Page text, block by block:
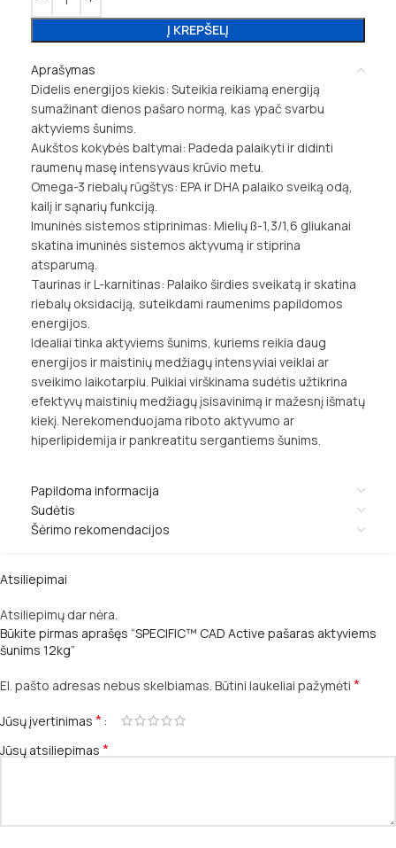
Į KREPŠELĮ
Aprašymas
Didelis energijos kiekis: Suteikia reikiamą energiją
sumažinant dienos pašaro normą, kas ypač svarbu
aktyviems šunims.
Aukštos kokybės baltymai: Padeda palaikyti ir didinti
raumenų masę intensyvaus krūvio metu.
Omega-3 riebalų rūgštys: EPA ir DHA palaiko sveiką odą,
kailį ir sąnarių funkciją.
Imuninės sistemos stiprinimas: Mielių ß-1,3/1,6 gliukanai
skatina imuninės sistemos aktyvumą ir stiprina
atsparumą.
Taurinas ir L-karnitinas: Palaiko širdies sveikatą ir skatina
riebalų oksidaciją, suteikdami raumenims papildomos
energijos.
Idealiai tinka aktyviems šunims, kuriems reikia daug
energijos ir maistinių medžiagų intensyviai veiklai ar
sveikimo laikotarpiu. Puikiai virškinama sudėtis užtikrina
efektyvų maistinių medžiagų įsisavinimą ir mažesnį išmatų
kiekį. Nerekomenduojama riboto aktyvumo ar
hiperlipidemija ir pankreatitu sergantiems šunims.
Papildoma informacija
Sudėtis
Šėrimo rekomendacijos
Atsiliepimai
Atsiliepimų dar nėra.
Būkite pirmas aprašęs “SPECIFIC™ CAD Active pašaras aktyviems
šunims 12kg”
El. pašto adresas nebus skelbiamas. Būtini laukeliai pažymėti *
Jūsų įvertinimas *
Jūsų atsiliepimas *